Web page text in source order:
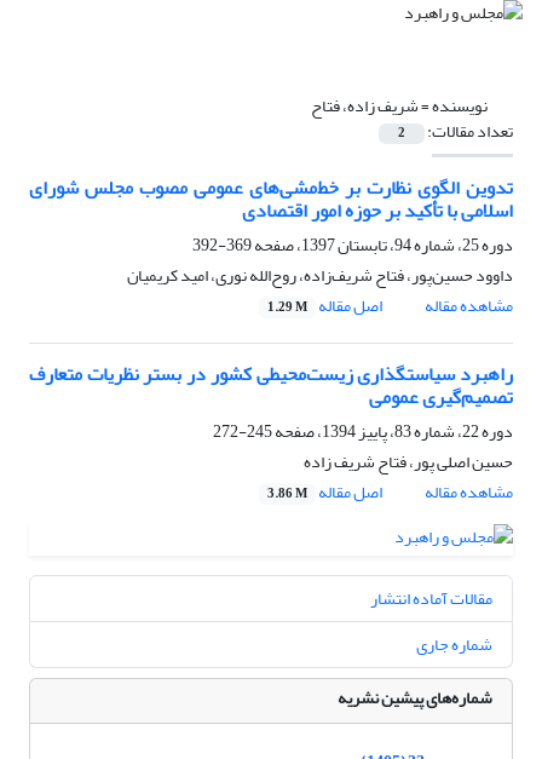
نویسنده =شریف زاده، فتاح
تعداد مقالات: 2
تدوین الگوی نظارت بر خط‌مشی‌های عمومی مصوب مجلس شورای
اسلامی با تأکید بر حوزه امور اقتصادی
دوره 25، شماره 94، تابستان 1397، صفحه
369-392
داوود حسین‌پور، فتاح شریف‌زاده، روح‌الله نوری، امید کریمیان
مشاهده مقاله
اصل مقاله 1.29 M
راهبرد سیاستگذاری زیست‌محیطی کشور در بستر نظریات متعارف
تصمیم‌گیری عمومی
دوره 22، شماره 83، پاییز 1394، صفحه
245-272
حسین اصلی پور، فتاح شریف زاده
مشاهده مقاله
اصل مقاله 3.86 M
مقالات آماده انتشار
شماره جاری
شماره‌های پیشین نشریه